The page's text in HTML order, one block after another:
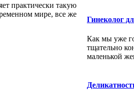
практически такую
мире, все же
Гинеколог
Как мы уже
тщательно
маленькой